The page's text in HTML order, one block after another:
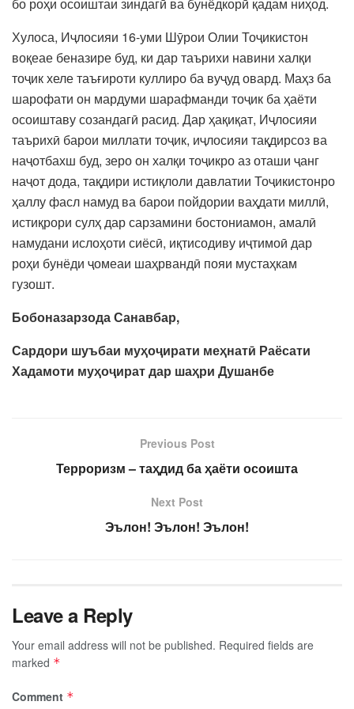
бо роҳи осоиштаи зиндагӣ ва бунёдкорӣ қадам ниҳод.
Хулоса, Иҷлосияи 16-уми Шӯрои Олии Тоҷикистон
воқеае беназире буд, ки дар таърихи навини халқи
тоҷик хеле таъғироти куллиро ба вуҷуд овард. Маҳз ба
шарофати он мардуми шарафманди тоҷик ба ҳаёти
осоиштаву созандагӣ расид. Дар ҳақиқат, Иҷлосияи
таърихӣ барои миллати тоҷик, иҷлосияи тақдирсоз ва
наҷотбахш буд, зеро он халқи тоҷикро аз оташи ҷанг
наҷот дода, тақдири истиқлоли давлатии Тоҷикистонро
ҳаллу фасл намуд ва барои пойдории ваҳдати миллӣ,
истиқрори сулҳ дар сарзамини бостониамон, амалӣ
намудани ислоҳоти сиёсӣ, иқтисодиву иҷтимоӣ дар
роҳи бунёди ҷомеаи шаҳрвандӣ пояи мустаҳкам
гузошт.
Бобоназарзода Санавбар,
Сардори шуъбаи муҳоҷирати меҳнатӣ Раёсати
Хадамоти муҳоҷират дар шаҳри Душанбе
Previous Post
Терроризм – таҳдид ба ҳаёти осоишта
Next Post
Эълон! Эълон! Эълон!
Leave a Reply
Your email address will not be published. Required fields are
marked *
Comment *